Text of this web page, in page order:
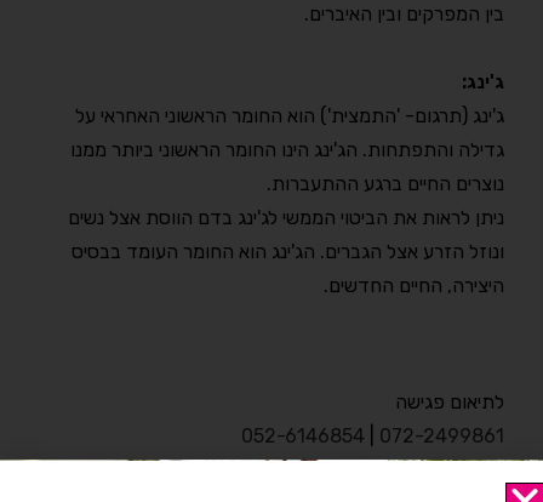
בין המפרקים ובין האיברים.
ג'ינג:
ג'ינג (תרגום- 'התמצית') הוא החומר הראשוני האחראי על
גדילה והתפתחות. הג'ינג הינו החומר הראשוני ביותר ממנו
נוצרים החיים ברגע ההתעברות.
ניתן לראות את הביטוי הממשי לג'ינג בדם הווסת אצל נשים
ונוזל הזרע אצל הגברים. הג'ינג הוא החומר העומד בבסיס
היצירה, החיים החדשים.
לתיאום פגישה
072-2499861
052-6146854